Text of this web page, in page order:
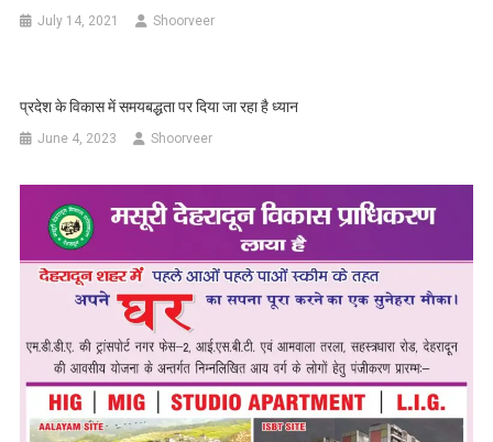
July 14, 2021 Shoorveer
प्रदेश के विकास में समयबद्धता पर दिया जा रहा है ध्यान
June 4, 2023 Shoorveer